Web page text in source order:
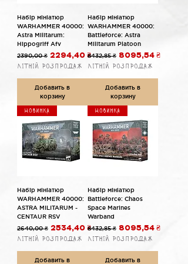
Набір мініатюр
WARHAMMER 40000:
Astra Militarum:
Hippogriff Afv
Обычная цена
2390,00 ₴ Цена со скидкой
2294,40 ₴
Літній розпродаж
Добавить в
корзину
Набір мініатюр
WARHAMMER 40000:
Battleforce: Astra
Militarum Platoon
Обычная цена
8432,85 ₴ Цена со скидкой
8095,54 ₴
Літній розпродаж
Добавить в
корзину
Новинка
Набір мініатюр
WARHAMMER 40000:
ASTRA MILITARUM -
CENTAUR RSV
Обычная цена
2640,00 ₴ Цена со скидкой
2534,40 ₴
Літній розпродаж
Добавить в
Новинка
Набір мініатюр
Battleforce: Chaos
Space Marines
Warband
Обычная цена
8432,85 ₴ Цена со скидкой
8095,54 ₴
Літній розпродаж
Добавить в